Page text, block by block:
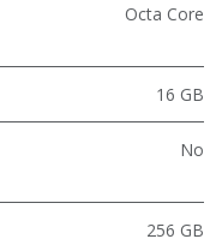
Octa Core
16 GB
No
256 GB